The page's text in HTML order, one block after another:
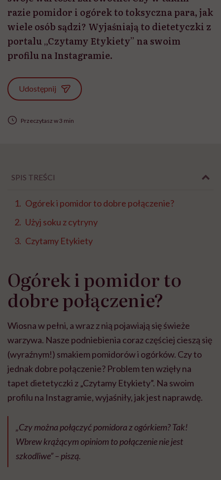
razie pomidor i ogórek to toksyczna para, jak
wiele osób sądzi? Wyjaśniają to dietetyczki z
portalu „Czytamy Etykiety” na swoim
profilu na Instagramie.
Udostępnij
Przeczytasz w 3 min
SPIS TREŚCI
Ogórek i pomidor to dobre połączenie?
Użyj soku z cytryny
Czytamy Etykiety
Ogórek i pomidor to
dobre połączenie?
Wiosna w pełni, a wraz z nią pojawiają się świeże
warzywa. Nasze podniebienia coraz częściej cieszą się
(wyraźnym!) smakiem pomidorów i ogórków. Czy to
jednak dobre połączenie? Problem ten wzięły na
tapet dietetyczki z „Czytamy Etykiety”. Na swoim
profilu na Instagramie, wyjaśniły, jak jest naprawdę.
„Czy można połączyć pomidora z ogórkiem? Tak!
Wbrew krążącym opiniom to połączenie nie jest
szkodliwe” – piszą.